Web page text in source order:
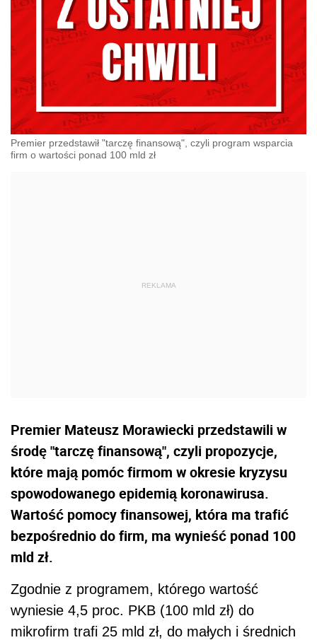
Premier przedstawił "tarczę finansową", czyli program wsparcia
firm o wartości ponad 100 mld zł
Premier Mateusz Morawiecki przedstawili w
środę "tarczę finansową", czyli propozycje,
które mają pomóc firmom w okresie kryzysu
spowodowanego epidemią koronawirusa.
Wartość pomocy finansowej, która ma trafić
bezpośrednio do firm, ma wynieść ponad 100
mld zł.
Zgodnie z programem, którego wartość
wyniesie 4,5 proc. PKB (100 mld zł) do
mikrofirm trafi 25 mld zł, do małych i średnich